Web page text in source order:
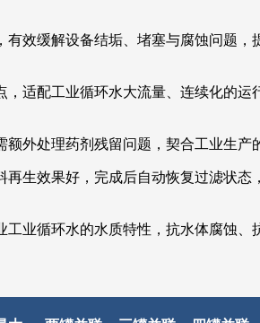
效缓解设备结垢、堵塞与腐蚀问题
适配工业循环水大流量、连续化的
外处理药剂残留问题，契合工业生
生效果好，完成后自动恢复过滤状
业循环水的水质特性，抗水体腐蚀